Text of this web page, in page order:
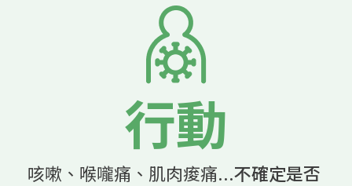
行動
咳嗽、喉嚨痛、肌肉痠痛...不確定是否